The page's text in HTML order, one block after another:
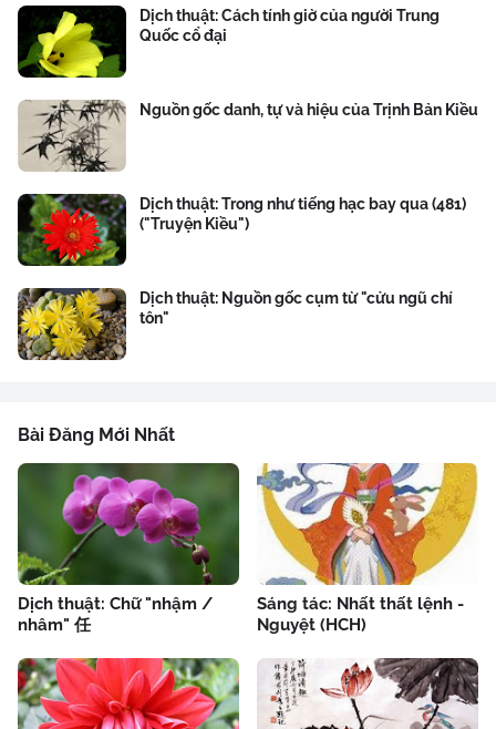
Dịch thuật: Cách tính giờ của người Trung
Quốc cổ đại
Nguồn gốc danh, tự và hiệu của Trịnh Bản Kiều
Dịch thuật: Trong như tiếng hạc bay qua (481)
("Truyện Kiều")
Dịch thuật: Nguồn gốc cụm từ "cửu ngũ chí
tôn"
Bài Đăng Mới Nhất
Dịch thuật: Chữ "nhậm /
nhâm" 任
Sáng tác: Nhất thất lệnh -
Nguyệt (HCH)